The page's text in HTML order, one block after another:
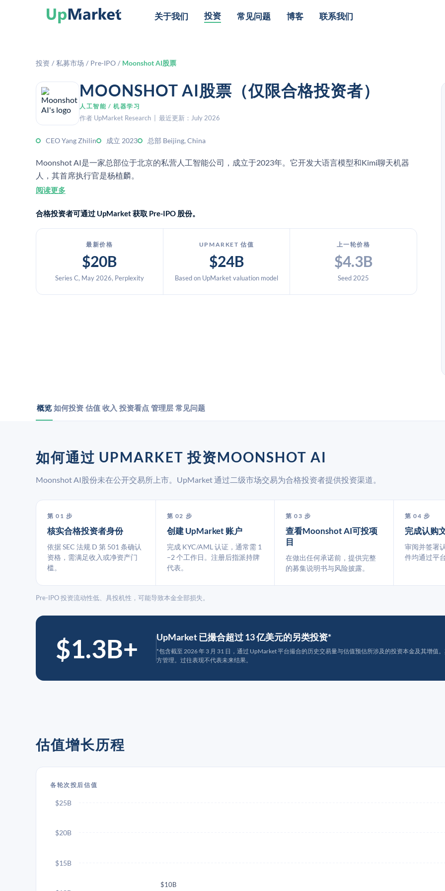
关于我们 投资 常见问题 博客 联系我们
投资 / 私募市场 / Pre-IPO / Moonshot AI股票
MOONSHOT AI股票（仅限合格投资者）
人工智能 / 机器学习
作者 UpMarket Research | 最近更新：July 2026
CEO Yang Zhilin 成立 2023 总部 Beijing, China
Moonshot AI是一家总部位于北京的私营人工智能公司，成立于2023年。它开发大语言模型和Kimi聊天机器
人，其首席执行官是杨植麟。
阅读更多
合格投资者可通过 UpMarket 获取 Pre-IPO 股份。
最新价格
$20B
Series C, May 2026, Perplexity
UPMARKET 估值
$24B
Based on UpMarket valuation model
上一轮价格
$4.3B
Seed 2025
概览 如何投资 估值 收入 投资看点 管理层 常见问题
如何通过 UPMARKET 投资MOONSHOT AI
Moonshot AI股份未在公开交易所上市。UpMarket 通过二级市场交易为合格投资者提供投资渠道。
第 01 步
核实合格投资者身份
依据 SEC 法规 D 第 501 条确认
资格，需满足收入或净资产门
槛。
第 02 步
创建 UpMarket 账户
完成 KYC/AML 认证，通常需 1
–2 个工作日。注册后指派持牌
代表。
第 03 步
查看Moonshot AI可投项
目
在做出任何承诺前，提供完整
的募集说明书与风险披露。
第 04 步
完成认购
审阅并签署
件均通过平
Pre-IPO 投资流动性低、具投机性，可能导致本金全部损失。
$1.3B+ UpMarket 已撮合超过 13 亿美元的另类投资*
*包含截至 2026 年 3 月 31 日，通过 UpMarket 平台撮合的历史交易量与估值预估所涉及的投资本金及其增值
方管理。过往表现不代表未来结果。
估值增长历程
各轮次投后估值
$10B
$15B
$20B
$25B